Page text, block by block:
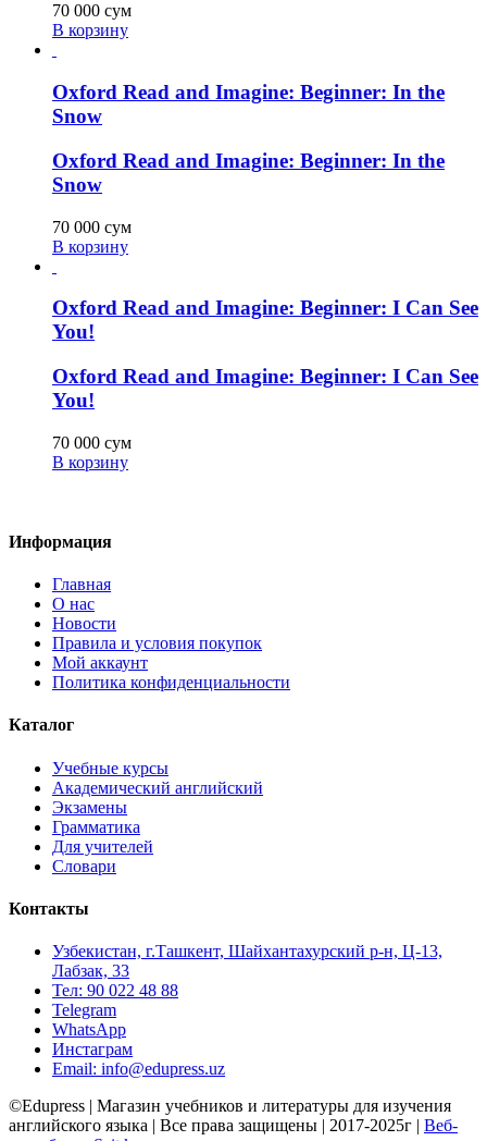
70 000 сум
В корзину
Oxford Read and Imagine: Beginner: In the
Snow
Oxford Read and Imagine: Beginner: In the
Snow
70 000 сум
В корзину
Oxford Read and Imagine: Beginner: I Can See
You!
Oxford Read and Imagine: Beginner: I Can See
You!
70 000 сум
В корзину
Информация
Главная
О нас
Новости
Правила и условия покупок
Мой аккаунт
Политика конфиденциальности
Каталог
Учебные курсы
Академический английский
Экзамены
Грамматика
Для учителей
Словари
Контакты
Узбекистан, г.Ташкент, Шайхантахурский р-н, Ц-13,
Лабзак, 33
Тел: 90 022 48 88
Telegram
WhatsApp
Инстаграм
Email: info@edupress.uz
©Edupress | Магазин учебников и литературы для изучения
английского языка | Все права защищены | 2017-2025г | Веб-